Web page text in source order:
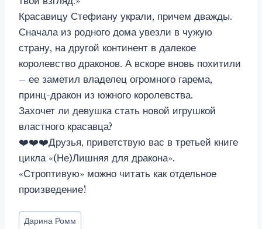
Красавицу Стефиану украли, причем дважды.
Сначала из родного дома увезли в чужую
страну, на другой континент в далекое
королевство драконов. А вскоре вновь похитили
– ее заметил владелец огромного гарема,
принц-дракон из южного королевства.
Захочет ли девушка стать новой игрушкой
властного красавца?
❤️❤️❤️Друзья, приветствую вас в третьей книге
цикла «(Не)Лишняя для дракона».
«Строптивую» можно читать как отдельное
произведение!
Метки
Дарина Ромм